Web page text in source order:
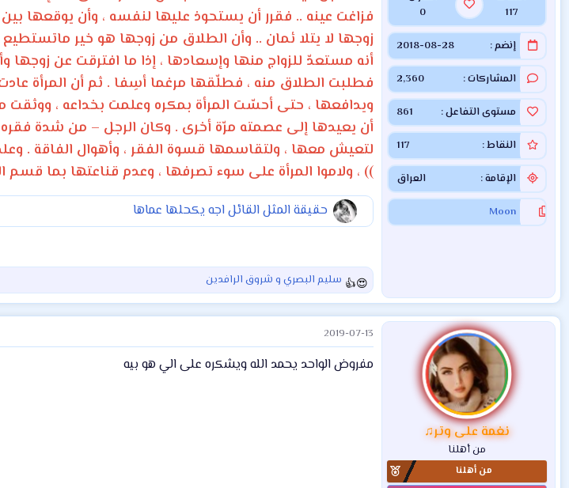
117
0
إنضم 2018-08-28
المشاركات 2,360
مستوى التفاعل 861
النقاط 117
الإقامة العراق
Moon
فزاغت عينه .. فقرر أن يستحوذ عليها لنفسه ، وأن يوقعها
زوجها لا يتلا ئمان .. وأن الطلاق من زوجها هو خير
أنه مستعدّ للزواج منها وإسعادها ، إذا ما افترقت عن
فطلبت الطلاق منه ، فطلّقها مرغما أسِفا . ثم أن المرأة
ويدافعها ، حتى أحسّت المرأة بمكره وعلمت بخداعه ، ووثقت
أن يعيدها إلى عصمته مرّة أخرى . وكان الرجل – من شدة فقره
لتعيش معها ، ولتقاسمها قسوة الفقر ، وأهوال الفاقة .
)) ، ولاموا المرأة على سوء تصرفها ، وعدم قناعتها بما
حقيقة المثل القائل اجه يكحلها عماها
ا
ل
ت
ف
ا
ع
سليم البصري و شروق الرافدين
نغمة على وتر♫
من أهلنا
من أهلنا
2019-07-13
مفروض الواحد يحمد الله ويشكره على الي هو بيه